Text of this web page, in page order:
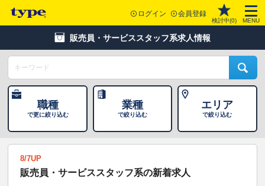
ログイン 会員登録
検討中(0) MENU
販売員・サービススタッフ系求人情報
職種
で更に絞り込む
業種
で絞り込む
エリア
で絞り込む
8/7UP
販売員・サービススタッフ系の新着求人